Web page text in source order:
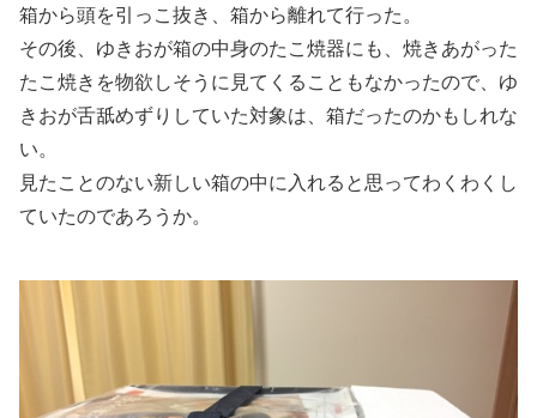
箱から頭を引っこ抜き、箱から離れて行った。
その後、ゆきおが箱の中身のたこ焼器にも、焼きあがった
たこ焼きを物欲しそうに見てくることもなかったので、ゆ
きおが舌舐めずりしていた対象は、箱だったのかもしれな
い。
見たことのない新しい箱の中に入れると思ってわくわくし
ていたのであろうか。